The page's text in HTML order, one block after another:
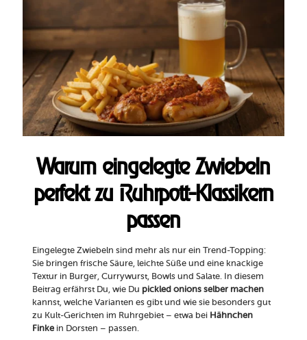
Warum eingelegte Zwiebeln
perfekt zu Ruhrpott-Klassikern
passen
Eingelegte Zwiebeln sind mehr als nur ein Trend-Topping:
Sie bringen frische Säure, leichte Süße und eine knackige
Textur in Burger, Currywurst, Bowls und Salate. In diesem
Beitrag erfährst Du, wie Du pickled onions selber machen
kannst, welche Varianten es gibt und wie sie besonders gut
zu Kult-Gerichten im Ruhrgebiet – etwa bei Hähnchen
Finkein Dorsten – passen.